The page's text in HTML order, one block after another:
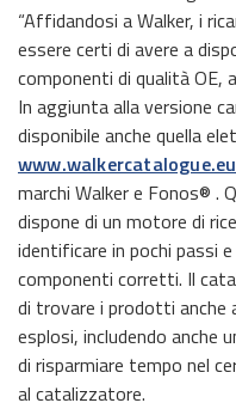
“Affidandosi a Walker, i
essere certi di avere a
componenti di qualità OE,
In aggiunta alla versione
disponibile anche quella
www.walkercatalogue.eu
marchi Walker e Fonos®
dispone di un motore di
identificare in pochi passi
componenti corretti. Il
di trovare i prodotti anche
esplosi, includendo anche
di risparmiare tempo nel
al catalizzatore.